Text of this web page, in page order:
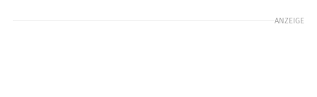
ANZEIGE